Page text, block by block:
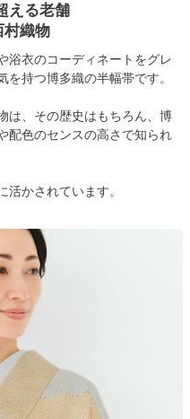
える老舗
村織物
浴衣のコーディネートをグレ
持つ博多織の半幅帯です。
は、その歴史はもちろん、博
配色のセンスの高さで知られ
かされています。